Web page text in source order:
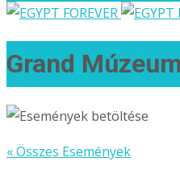
Grand
« Összes Események